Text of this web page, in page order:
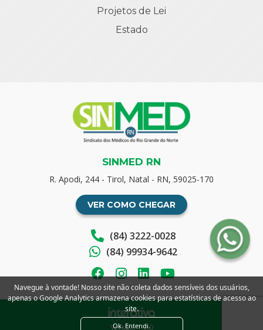
Projetos de Lei
Estado
SINMED RN
R. Apodi, 244 - Tirol, Natal - RN, 59025-170
VER COMO CHEGAR
(84) 3222-0028
(84) 99934-9642
Versão: 1.0.0
Navegue à vontade! Nosso site não coleta dados sensíveis dos usuários,
apenas o Google Analytics armazena cookies para estatísticas de acesso ao
site.
Ok. Entendi.